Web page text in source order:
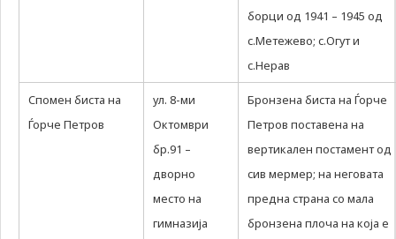
борци од 1941 – 1945 од
с.Метежево; с.Огут и
с.Нерав
Спомен биста на
Ѓорче Петров
ул. 8-ми
Октомври
бр.91 –
дворно
место на
гимназија
Бронзена биста на Ѓорче
Петров поставена на
вертикален постамент од
сив мермер; на неговата
предна страна со мала
бронзена плоча на која е